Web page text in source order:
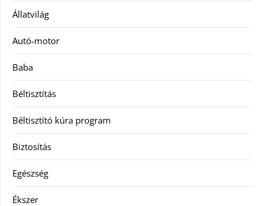
Állatvilág
Autó-motor
Baba
Béltisztítás
Béltisztító kúra program
Biztosítás
Egészség
Ékszer